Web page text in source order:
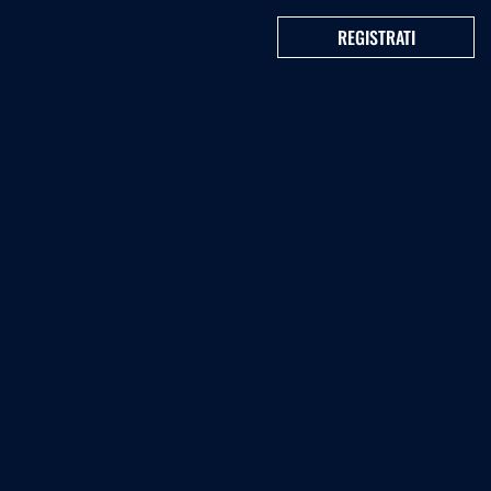
REGISTRATI